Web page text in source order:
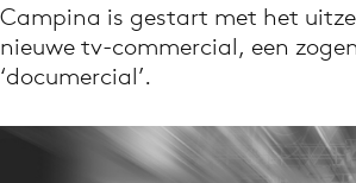
Download de app
Volg het laatste nieuws via
Campina is gestart met het
nieuwe tv-commercial, een
‘documercial’.